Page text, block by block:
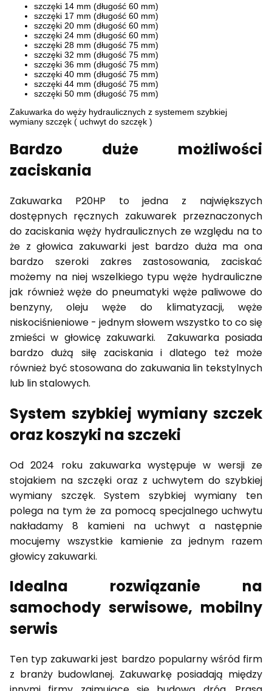
szczęki 14 mm (długość 60 mm)
szczęki 17 mm (długość 60 mm)
szczęki 20 mm (długość 60 mm)
szczęki 24 mm (długość 60 mm)
szczęki 28 mm (długość 75 mm)
szczęki 32 mm (długość 75 mm)
szczęki 36 mm (długość 75 mm)
szczęki 40 mm (długość 75 mm)
szczęki 44 mm (długość 75 mm)
szczęki 50 mm (długość 75 mm)
Zakuwarka do węży hydraulicznych z systemem szybkiej
wymiany szczęk ( uchwyt do szczęk )
Bardzo duże możliwości
zaciskania
Zakuwarka P20HP to jedna z największych
dostępnych ręcznych zakuwarek przeznaczonych
do zaciskania węży hydraulicznych ze względu na to
że z głowica zakuwarki jest bardzo duża ma ona
bardzo szeroki zakres zastosowania, zaciskać
możemy na niej wszelkiego typu węże hydrauliczne
jak również węże do pneumatyki węże paliwowe do
benzyny, oleju węże do klimatyzacji, węże
niskociśnieniowe - jednym słowem wszystko to co się
zmieści w głowicę zakuwarki. Zakuwarka posiada
bardzo dużą siłę zaciskania i dlatego też może
również być stosowana do zakuwania lin tekstylnych
lub lin stalowych.
System szybkiej wymiany szczek
oraz koszyki na szczeki
Od 2024 roku zakuwarka występuje w wersji ze
stojakiem na szczęki oraz z uchwytem do szybkiej
wymiany szczęk. System szybkiej wymiany ten
polega na tym że za pomocą specjalnego uchwytu
nakładamy 8 kamieni na uchwyt a następnie
mocujemy wszystkie kamienie za jednym razem
głowicy zakuwarki.
Idealna rozwiązanie na
samochody serwisowe, mobilny
serwis
Ten typ zakuwarki jest bardzo popularny wśród firm
z branży budowlanej. Zakuwarkę posiadają między